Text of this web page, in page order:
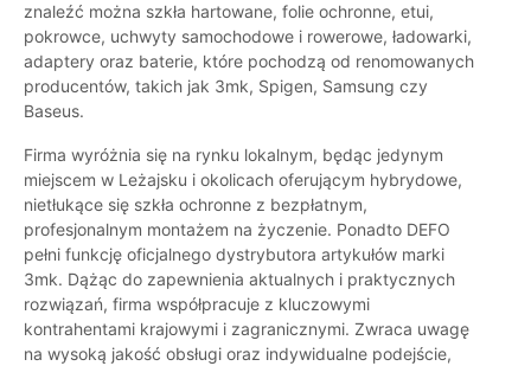
znaleźć można szkła hartowane, folie ochronne, etui,
pokrowce, uchwyty samochodowe i rowerowe, ładowarki,
adaptery oraz baterie, które pochodzą od renomowanych
producentów, takich jak 3mk, Spigen, Samsung czy
Baseus.
Firma wyróżnia się na rynku lokalnym, będąc jedynym
miejscem w Leżajsku i okolicach oferującym hybrydowe,
nietłukące się szkła ochronne z bezpłatnym,
profesjonalnym montażem na życzenie. Ponadto DEFO
pełni funkcję oficjalnego dystrybutora artykułów marki
3mk. Dążąc do zapewnienia aktualnych i praktycznych
rozwiązań, firma współpracuje z kluczowymi
kontrahentami krajowymi i zagranicznymi. Zwraca uwagę
na wysoką jakość obsługi oraz indywidualne podejście,